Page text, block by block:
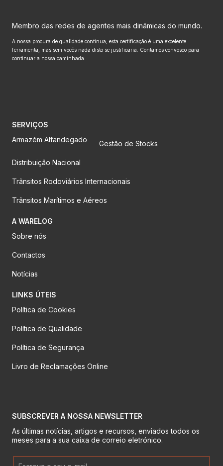
Membro das redes de agentes mais dinâmicas do mundo.
A nossa procura de qualidade continua, esta certificação é uma excelente
ferramenta, mas sem vocês nada disto se justificaria. Contamos convosco para
continuar a nossa caminhada.
SERVIÇOS
Armazém Alfandegado
Gestão de Stocks
Distribuição Nacional
Trânsitos Rodoviários Internacionais
Trânsitos Marítimos e Aéreos
A WARELOG
Sobre nós
Contactos
Notícias
LINKS ÚTEIS
Política de Cookies
Política de Qualidade
Política de Segurança
Livro de Reclamações Online
SUBSCREVER A NOSSA NEWSLETTER
As últimas notícias, artigos e recursos, enviados todos os
meses para a sua caixa de correio eletrónico.